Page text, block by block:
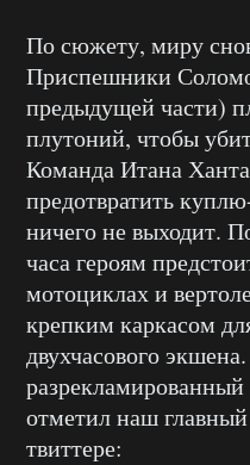
По сюжету, миру
Приспешники
предыдущей части)
плутоний, чтобы
Команда Итана
предотвратить
ничего не выходит.
часа героям
мотоциклах и
крепким каркасом
двухчасового
отметил наш главный
твиттере: